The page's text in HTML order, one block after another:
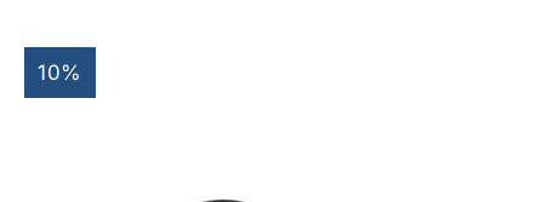
10%